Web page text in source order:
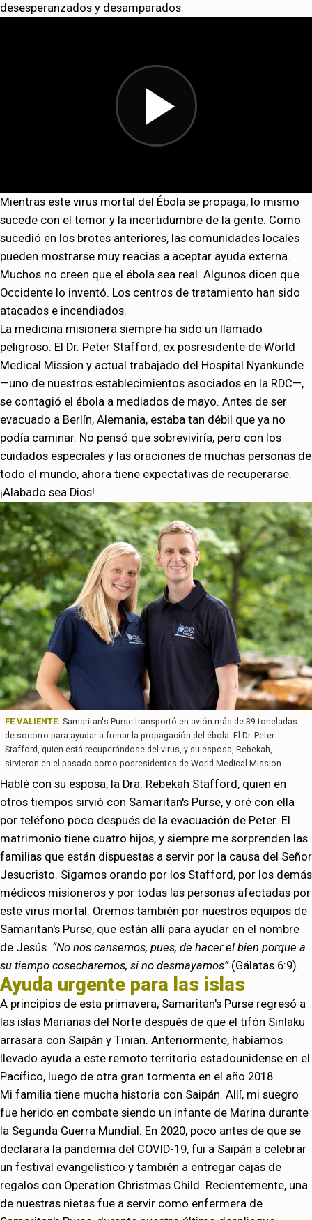
desesperanzados y desamparados.
Mientras este virus mortal del Ébola se propaga, lo mismo
sucede con el temor y la incertidumbre de la gente. Como
sucedió en los brotes anteriores, las comunidades locales
pueden mostrarse muy reacias a aceptar ayuda externa.
Muchos no creen que el ébola sea real. Algunos dicen que
Occidente lo inventó. Los centros de tratamiento han sido
atacados e incendiados.
La medicina misionera siempre ha sido un llamado
peligroso. El Dr. Peter Stafford, ex posresidente de World
Medical Mission y actual trabajado del Hospital Nyankunde
—uno de nuestros establecimientos asociados en la RDC—,
se contagió el ébola a mediados de mayo. Antes de ser
evacuado a Berlín, Alemania, estaba tan débil que ya no
podía caminar. No pensó que sobreviviría, pero con los
cuidados especiales y las oraciones de muchas personas de
todo el mundo, ahora tiene expectativas de recuperarse.
¡Alabado sea Dios!
FE VALIENTE: Samaritan's Purse transportó en avión más de 39 toneladas
de socorro para ayudar a frenar la propagación del ébola. El Dr. Peter
Stafford, quien está recuperándose del virus, y su esposa, Rebekah,
sirvieron en el pasado como posresidentes de World Medical Mission.
Hablé con su esposa, la Dra. Rebekah Stafford, quien en
otros tiempos sirvió con Samaritan's Purse, y oré con ella
por teléfono poco después de la evacuación de Peter. El
matrimonio tiene cuatro hijos, y siempre me sorprenden las
familias que están dispuestas a servir por la causa del Señor
Jesucristo. Sigamos orando por los Stafford, por los demás
médicos misioneros y por todas las personas afectadas por
este virus mortal. Oremos también por nuestros equipos de
Samaritan's Purse, que están allí para ayudar en el nombre
de Jesús. “No nos cansemos, pues, de hacer el bien porque a
su tiempo cosecharemos, si no desmayamos”(Gálatas 6:9).
Ayuda urgente para las islas
A principios de esta primavera, Samaritan's Purse regresó a
las islas Marianas del Norte después de que el tifón Sinlaku
arrasara con Saipán y Tinian. Anteriormente, habíamos
llevado ayuda a este remoto territorio estadounidense en el
Pacífico, luego de otra gran tormenta en el año 2018.
Mi familia tiene mucha historia con Saipán. Allí, mi suegro
fue herido en combate siendo un infante de Marina durante
la Segunda Guerra Mundial. En 2020, poco antes de que se
declarara la pandemia del COVID-19, fui a Saipán a celebrar
un festival evangelístico y también a entregar cajas de
regalos con Operation Christmas Child. Recientemente, una
de nuestras nietas fue a servir como enfermera de